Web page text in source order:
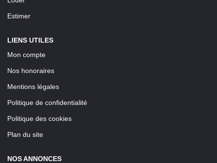
Estimer
LIENS UTILES
Mon compte
Nos honoraires
Mentions légales
Politique de confidentialité
Politique des cookies
Plan du site
NOS ANNONCES